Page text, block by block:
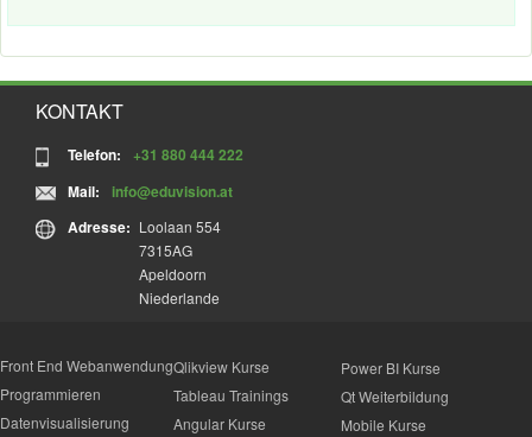
KONTAKT
Telefon:
+31 880 444 222
Mail:
info@eduvision.at
Adresse: Loolaan 554
7315AG
Apeldoorn
Niederlande
Front End Webanwendung
Programmieren
Datenvisualisierung
Qlikview Kurse
Tableau Trainings
Angular Kurse
Power BI Kurse
Qt Weiterbildung
Mobile Kurse